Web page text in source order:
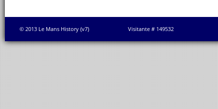
© 2013 Le Mans History (v7) Visitante # 149532